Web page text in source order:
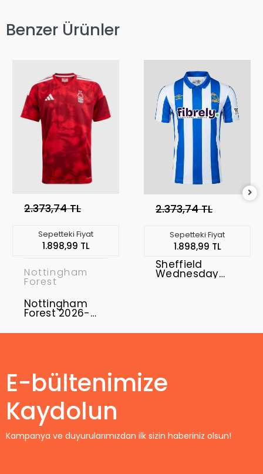
Benzer Ürünler
2.373,74 TL
Sepetteki Fiyat
1.898,99 TL
Nottingham
Forest
Nottingham
Forest 2026-
Home
2.373,74 TL
Sepetteki Fiyat
1.898,99 TL
Sheffield
Wednesday
E-bültenimize
Kaydolun
Kampanya ve duyurularımızdan ilk sizin haberiniz olsun!